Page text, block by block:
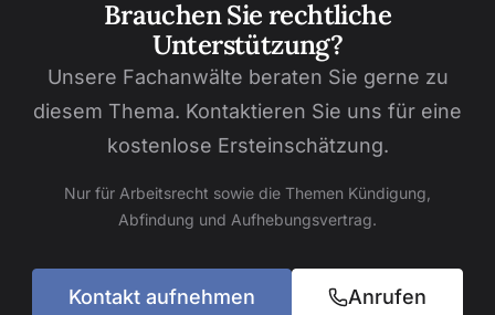
Brauchen Sie rechtliche
Unterstützung?
Unsere Fachanwälte beraten Sie gerne zu
diesem Thema. Kontaktieren Sie uns für eine
kostenlose Ersteinschätzung.
Nur für Arbeitsrecht sowie die Themen Kündigung,
Abfindung und Aufhebungsvertrag.
Kontakt aufnehmen Anrufen